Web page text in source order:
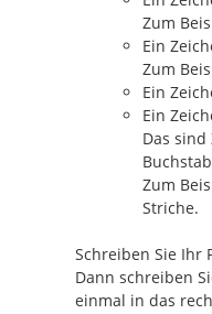
Zum
Ein
Zum
Ein
Ein
Das
Zum
Striche.
Schreiben Sie Ihr
Dann schreiben
einmal in das